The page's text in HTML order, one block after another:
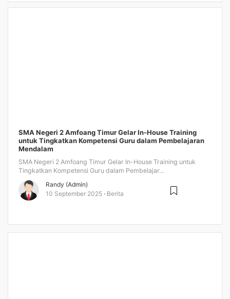
SMA Negeri 2 Amfoang Timur Gelar In-House Training
untuk Tingkatkan Kompetensi Guru dalam Pembelajaran
Mendalam
SMA Negeri 2 Amfoang Timur Gelar In-House Training untuk
Tingkatkan Kompetensi Guru dalam Pembelajar...
Randy (Admin)
10 September 2025
Berita